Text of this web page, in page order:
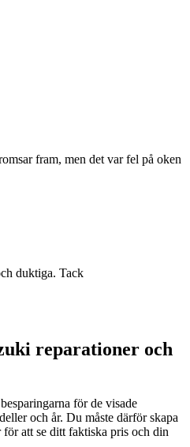
fram, men det var fel på oken
duktiga. Tack
reparationer och
för de visade
och år. Du måste därför skapa
att se ditt faktiska pris och din